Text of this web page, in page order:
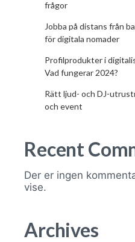
frågor
Jobba på distans från
för digitala nomader
Profilprodukter i
Vad fungerar 2024?
Rätt ljud- och DJ-
och event
Recent
Der er ingen
vise.
Archives